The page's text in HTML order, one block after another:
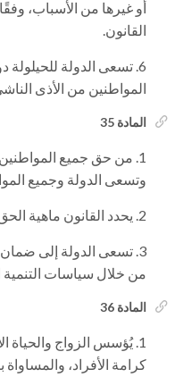
أو غيرها من الأسباب،
القانون.
تسعى الدولة للحيلولة
المواطنين من الأذى
المادة 35
من حق جميع
وتسعى الدولة وجميع
يحدد القانون ماهية
تسعى الدولة إلى
من خلال سياسات التنمية
المادة 36
يُؤسس الزواج والحياة
كرامة الأفراد،